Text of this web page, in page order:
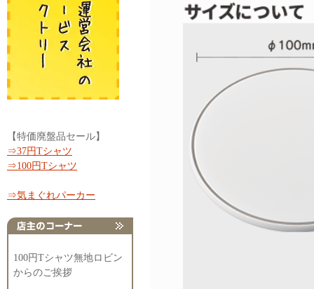
【特価廃盤品セール】
⇒37円Tシャツ
⇒100円Tシャツ
⇒気まぐれパーカー
100円Tシャツ無地ロビン
からのご挨拶